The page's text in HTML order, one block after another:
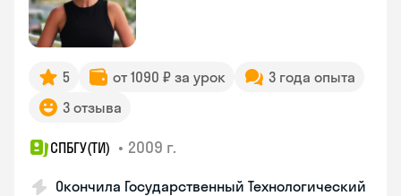
5 от 1090 ₽ за урок
3 года опыта
3 отзыва
СПБГУ(ТИ) • 2009 г.
Окончила Государственный Технологический